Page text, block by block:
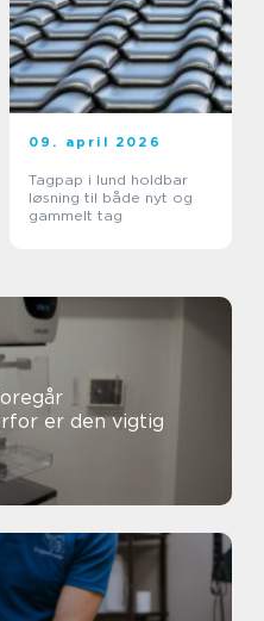
09. april 2026
Tagpap i lund holdbar
løsning til både nyt og
gammelt tag
er den vigtig